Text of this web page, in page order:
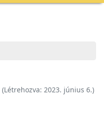
(Létrehozva: 2023. június 6.)